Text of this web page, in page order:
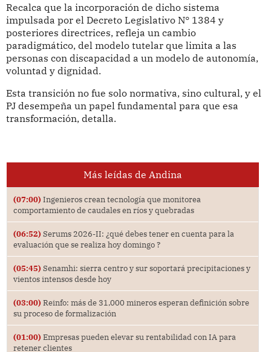
Recalca que la incorporación de dicho sistema
impulsada por el Decreto Legislativo N° 1384 y
posteriores directrices, refleja un cambio
paradigmático, del modelo tutelar que limita a las
personas con discapacidad a un modelo de autonomía,
voluntad y dignidad.
Esta transición no fue solo normativa, sino cultural, y el
PJ desempeña un papel fundamental para que esa
transformación, detalla.
Más leídas de Andina
(07:00) Ingenieros crean tecnología que monitorea
comportamiento de caudales en ríos y quebradas
(06:52) Serums 2026-II: ¿qué debes tener en cuenta para la
evaluación que se realiza hoy domingo ?
(05:45) Senamhi: sierra centro y sur soportará precipitaciones y
vientos intensos desde hoy
(03:00) Reinfo: más de 31,000 mineros esperan definición sobre
su proceso de formalización
(01:00) Empresas pueden elevar su rentabilidad con IA para
retener clientes